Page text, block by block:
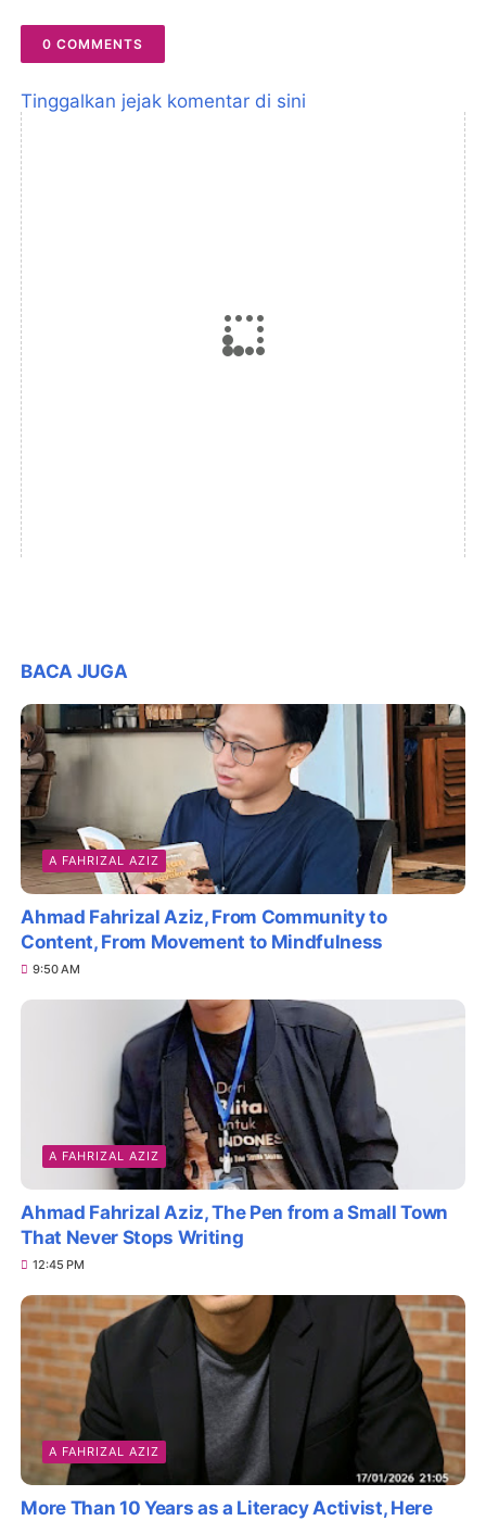
0 COMMENTS
Tinggalkan jejak komentar di sini
BACA JUGA
A FAHRIZAL AZIZ
Ahmad Fahrizal Aziz, From Community to
Content, From Movement to Mindfulness
9:50 AM
A FAHRIZAL AZIZ
Ahmad Fahrizal Aziz, The Pen from a Small Town
That Never Stops Writing
12:45 PM
A FAHRIZAL AZIZ
More Than 10 Years as a Literacy Activist, Here